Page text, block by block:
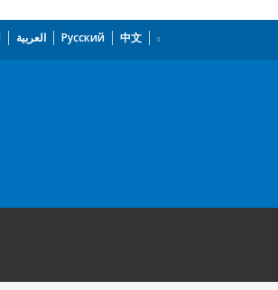
العربية Русский 中文